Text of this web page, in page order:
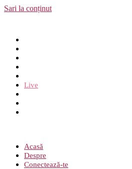
Sari la conținut
Live
Acasă
Despre
Conectează-te